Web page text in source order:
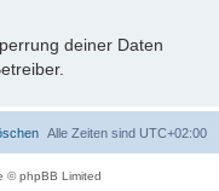
deiner Daten
Alle Zeiten sind UTC+02:00
© phpBB Limited